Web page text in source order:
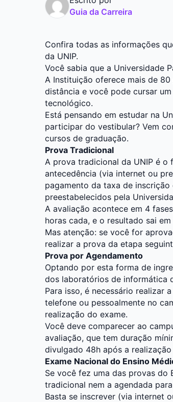
Guia da Carreira
Confira todas as informações
da UNIP.
Você sabia que a Universidade
A Instituição oferece mais de
distância e você pode cursar
tecnológico.
Está pensando em estudar na
participar do vestibular? Vem
cursos de graduação.
Prova Tradicional
A prova tradicional da UNIP é o
antecedência (via internet ou
pagamento da taxa de
preestabelecidos pela
A avaliação acontece em 4
horas cada, e o resultado sai
Mas atenção: se você for
realizar a prova da etapa
Prova por Agendamento
Optando por esta forma de
dos laboratórios de informática
Para isso, é necessário realizar
telefone ou pessoalmente no
realização do exame.
Você deve comparecer ao
avaliação, que tem duração
divulgado 48h após a
Exame Nacional do Ensino
Se você fez uma das provas do
tradicional nem a agendada
Basta se inscrever (via internet